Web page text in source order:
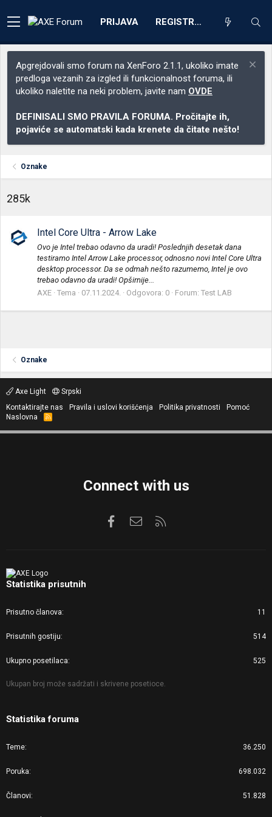
PRIJAVA REGISTRACIJA
Apgrejdovali smo forum na XenForo 2.1.1, ukoliko imate
predloga vezanih za izgled ili funkcionalnost foruma, ili
ukoliko naletite na neki problem, javite nam OVDE
DEFINISALI SMO PRAVILA FORUMA. Pročitajte ih,
pojaviće se automatski kada krenete da čitate nešto!
Oznake
285k
Intel Core Ultra - Arrow Lake
Ovo je Intel trebao odavno da uradi! Poslednjih desetak dana
testiramo Intel Arrow Lake processor, odnosno novi Intel Core Ultra
desktop processor. Da se odmah nešto razumemo, Intel je ovo
trebao odavno da uradi! Opširnije...
AXE Tema 07.11.2024. Odgovora: 0 Forum: Test LAB
Oznake
Axe Light
Srpski
Kontaktirajte nas
Pravila i uslovi korišćenja Politika privatnosti
Pomoć
Naslovna
R
S
Connect with us
FacebookKontaktirajte nas
Statistika prisutnih
Prisutno članova 11
Prisutnih gostiju 514
Ukupno posetilaca 525
Ukupan broj može sadržati i skrivene posetioce.
Statistika foruma
Teme 36.250
Poruka 698.032
Članovi 51.828